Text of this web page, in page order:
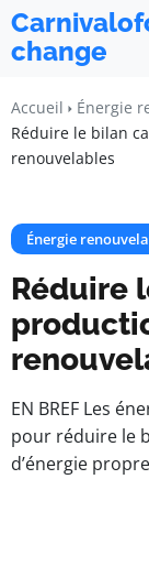
change
Accueil
Énergie
Réduire le bilan
renouvelables
Énergie
Réduire
EN BREF Les
pour réduire le
d’énergie